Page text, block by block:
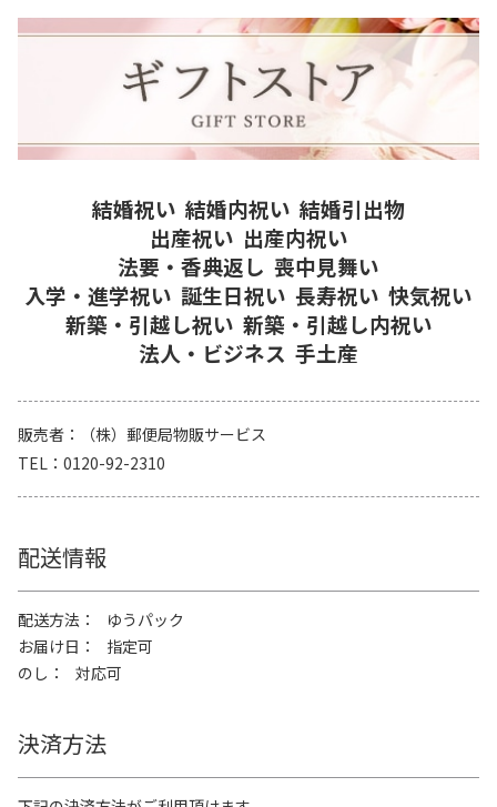
結婚祝い 結婚内祝い 結婚引出物
出産祝い 出産内祝い
法要・香典返し 喪中見舞い
入学・進学祝い 誕生日祝い 長寿祝い 快気祝い
新築・引越し祝い 新築・引越し内祝い
法人・ビジネス 手土産
販売者
（株）郵便局物販サービス
TEL
0120-92-2310
配送情報
配送方法
ゆうパック
お届け日
指定可
のし
対応可
決済方法